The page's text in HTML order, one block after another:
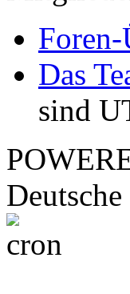
Das
sind